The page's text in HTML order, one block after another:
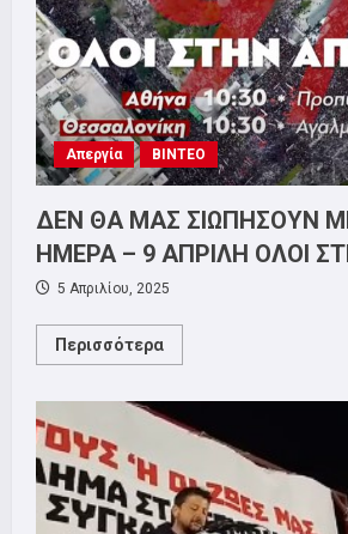
35ωρο
(Βίντεο)
Απεργία ΒΙΝΤΕΟ
ΔΕΝ ΘΑ ΜΑΣ ΣΙΩΠΗΣΟΥΝ
ΗΜΕΡΑ – 9 ΑΠΡΙΛΗ ΟΛΟΙ
5 Απριλίου, 2025
Περισσότερα
more
ΘΑ
ΜΑΣ
ΣΙΩΠΗΣΟΥΝ
1€
ΤΗΝ
ΗΜΕΡΑ
–